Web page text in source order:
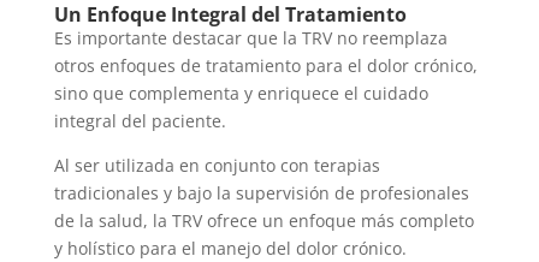
Un Enfoque Integral del Tratamiento
Es importante destacar que la TRV no reemplaza
otros enfoques de tratamiento para el dolor crónico,
sino que complementa y enriquece el cuidado
integral del paciente.
Al ser utilizada en conjunto con terapias
tradicionales y bajo la supervisión de profesionales
de la salud, la TRV ofrece un enfoque más completo
y holístico para el manejo del dolor crónico.